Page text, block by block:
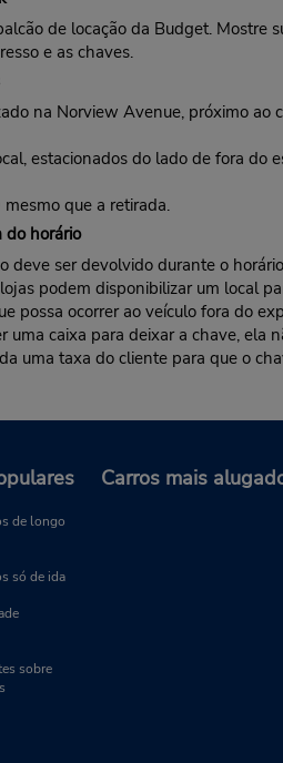
de locação da Budget. Mostre
e as chaves.
na Norview Avenue, próximo
estacionados do lado de fora do
que a retirada.
do horário
deve ser devolvido durante o
podem disponibilizar um local
possa ocorrer ao veículo fora do
uma caixa para deixar a chave,
uma taxa do cliente para que o
de longo
só de ida
sobre
Carros mais